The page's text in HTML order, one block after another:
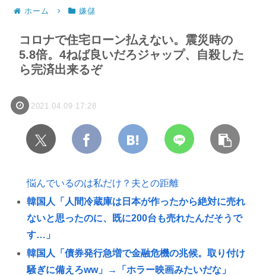
ホーム 嫌儲
コロナで住宅ローン払えない。震災時の
5.8倍。4ねば良いだろジャップ、自殺した
ら完済出来るぞ
2021.04.09 17:28
悩んでいるのは私だけ？夫との距離
韓国人「人間冷蔵庫は日本が作ったから絶対に売れ
ないと思ったのに、既に200台も売れたんだそうで
す…」
韓国人「債券発行急増で金融危機の兆候。取り付け
騒ぎに備えろww」→「ホラー映画みたいだな」